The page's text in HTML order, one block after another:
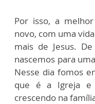
Por isso, a
novo, com uma
mais de Jesus.
nascemos para
Nesse dia fomos
que é a Igreja e
crescendo na